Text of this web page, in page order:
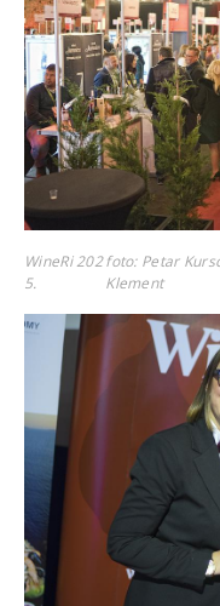
WineRi 202
5.
foto: Petar
Klement